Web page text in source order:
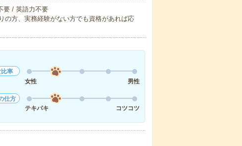
要 / 英語力不要
方、実務経験がない方でも資格があれば応
比率
女性
男性
仕方
テキパキ
コツコツ